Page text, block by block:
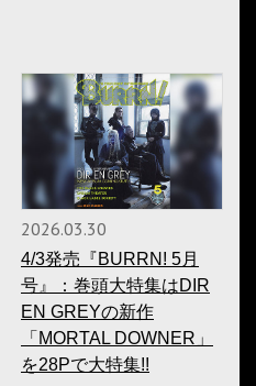
2026.03.30
4/3発売『BURRN! 5月
号』：巻頭大特集はDIR
EN GREYの新作
「MORTAL DOWNER」
を28Pで大特集!!